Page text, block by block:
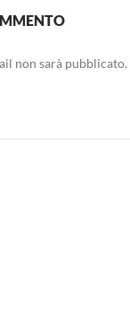
non sarà pubblicato.